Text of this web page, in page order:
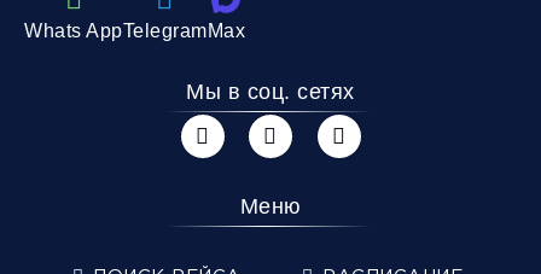
Whats AppTelegramMax
Мы в соц. сетях
Меню